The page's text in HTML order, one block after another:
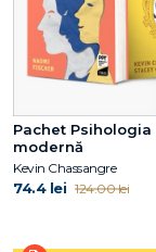
Pachet Psihologia
modernă
Kevin Chassangre
74.4 lei 124.00 lei